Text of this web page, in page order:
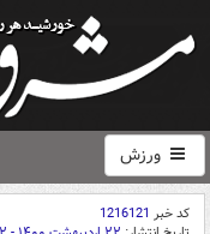
ورزش
کد خبر 1216121